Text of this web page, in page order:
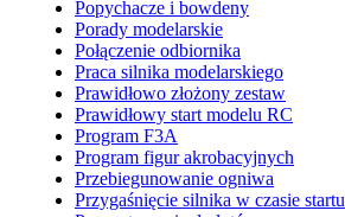
Popychacze i bowdeny
Porady modelarskie
Połączenie odbiornika
Praca silnika modelarskiego
Prawidłowo złożony zestaw
Prawidłowy start modelu RC
Program F3A
Program figur akrobacyjnych
Przebiegunowanie ogniwa
Przygaśnięcie silnika w czasie startu